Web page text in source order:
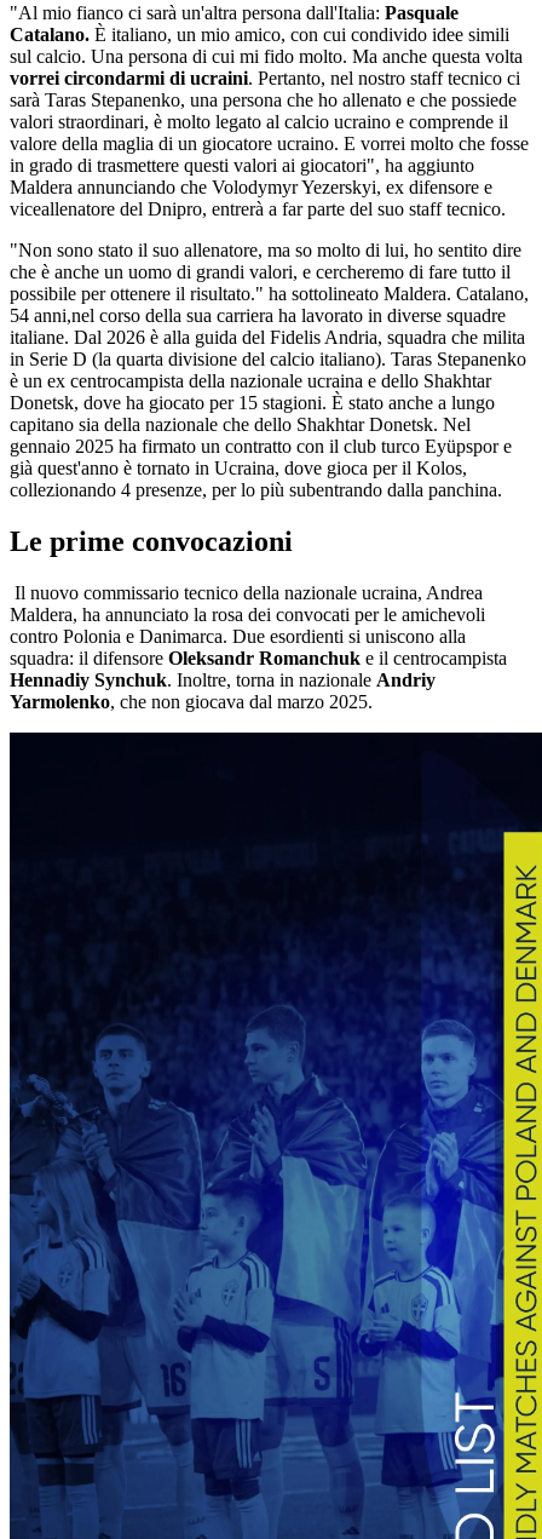
"Al mio fianco ci sarà un'altra persona dall'Italia: Pasquale
Catalano. È italiano, un mio amico, con cui condivido idee simili
sul calcio. Una persona di cui mi fido molto. Ma anche questa volta
vorrei circondarmi di ucraini. Pertanto, nel nostro staff tecnico ci
sarà Taras Stepanenko, una persona che ho allenato e che possiede
valori straordinari, è molto legato al calcio ucraino e comprende il
valore della maglia di un giocatore ucraino. E vorrei molto che fosse
in grado di trasmettere questi valori ai giocatori", ha aggiunto
Maldera annunciando che Volodymyr Yezerskyi, ex difensore e
viceallenatore del Dnipro, entrerà a far parte del suo staff tecnico.
"Non sono stato il suo allenatore, ma so molto di lui, ho sentito dire
che è anche un uomo di grandi valori, e cercheremo di fare tutto il
possibile per ottenere il risultato." ha sottolineato Maldera. Catalano,
54 anni,nel corso della sua carriera ha lavorato in diverse squadre
italiane. Dal 2026 è alla guida del Fidelis Andria, squadra che milita
in Serie D (la quarta divisione del calcio italiano). Taras Stepanenko
è un ex centrocampista della nazionale ucraina e dello Shakhtar
Donetsk, dove ha giocato per 15 stagioni. È stato anche a lungo
capitano sia della nazionale che dello Shakhtar Donetsk. Nel
gennaio 2025 ha firmato un contratto con il club turco Eyüpspor e
già quest'anno è tornato in Ucraina, dove gioca per il Kolos,
collezionando 4 presenze, per lo più subentrando dalla panchina.
Le prime convocazioni
Il nuovo commissario tecnico della nazionale ucraina, Andrea
Maldera, ha annunciato la rosa dei convocati per le amichevoli
contro Polonia e Danimarca. Due esordienti si uniscono alla
squadra: il difensore Oleksandr Romanchuk e il centrocampista
Hennadiy Synchuk. Inoltre, torna in nazionale Andriy
Yarmolenko, che non giocava dal marzo 2025.